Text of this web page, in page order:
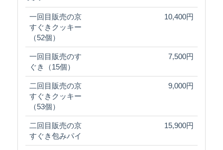
一回目販売の京
すぐきクッキー
（52個）
10,400円
一回目販売のす
ぐき（15個）
7,500円
二回目販売の京
すぐきクッキー
（53個）
9,000円
二回目販売の京
すぐき包みパイ
15,900円